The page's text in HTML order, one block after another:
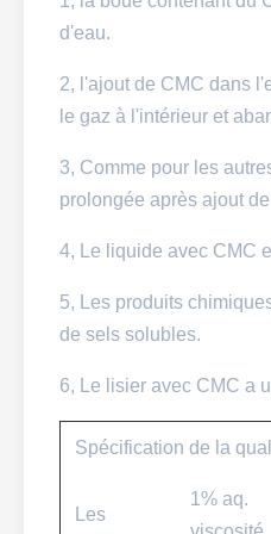
d'eau.
2, l'ajout de CMC dans
le gaz à l'intérieur et
3, Comme pour les
prolongée après ajout
4, Le liquide avec CMC
5, Les produits
de sels solubles.
6, Le lisier avec CMC a
Spécification de la
Les
1% aq.